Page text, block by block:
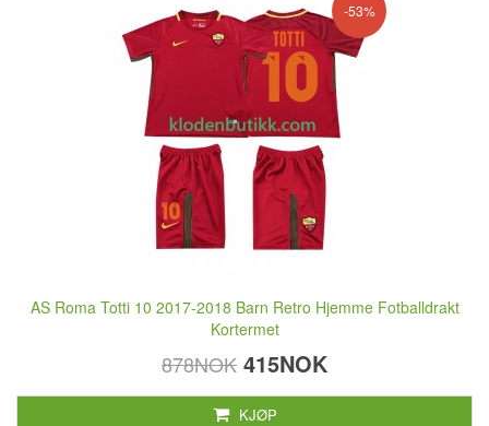
-53%
AS Roma Totti 10 2017-2018 Barn Retro Hjemme Fotballdrakt
Kortermet
878NOK 415NOK
KJØP